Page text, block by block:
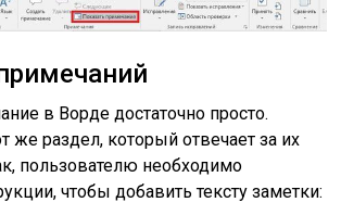
в Ворде достаточно просто.
же раздел, который отвечает за их
пользователю необходимо
чтобы добавить тексту заметки: